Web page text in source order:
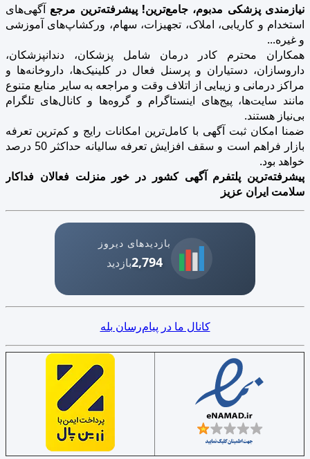
نیازمندی پزشکی مدبوم، جامع‌ترین! پیشرفته‌ترین مرجع آگهی‌های
استخدام و کاریابی، املاک، تجهیزات، سهام، ورکشاپ‌های آموزشی
و غیره...
همکاران محترم کادر درمان شامل پزشکان، دندانپزشکان،
داروسازان، دستیاران و پرسنل فعال در کلینیک‌ها، داروخانه‌ها و
مراکز درمانی و زیبایی از اتلاف وقت و مراجعه به سایر منابع متنوع
مانند سایت‌ها، پیج‌های اینستاگرام و گروه‌ها و کانال‌های تلگرام
بی‌نیاز هستند.
ضمنا امکان ثبت آگهی با کامل‌ترین امکانات رایج و کم‌ترین تعرفه
بازار فراهم است و سقف افزایش تعرفه سالیانه حداکثر 50 درصد
خواهد بود.
پیشرفته‌ترین پلتفرم آگهی کشور در خور منزلت فعالان فداکار
سلامت ایران عزیز
بازدیدهای دیروز
2,794بازدید
کانال ما در پیام‌رسان بله